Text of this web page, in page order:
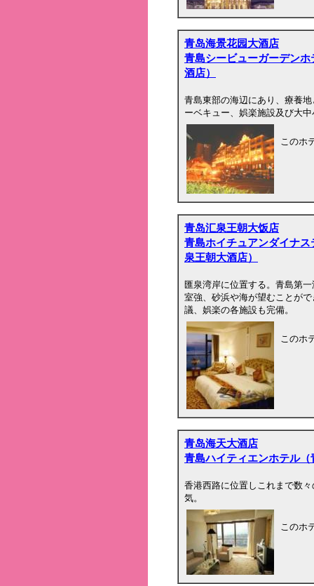
青岛海景花园大酒店
青島シービューガーデン
酒店）
青島東部の海辺にあり、療養
ーベキュー、娯楽施設及び大
このホ
青岛汇泉王朝大饭店
青島ホイチュアンダイナ
泉王朝大酒店）
匯泉湾岸に位置する。青島第
室強、砂浜や海が望むことが
議、娯楽の各施設も完備。
このホ
青岛海天大酒店
青島ハイティエンホテル
香港西路に位置しこれまで数
気。
このホ